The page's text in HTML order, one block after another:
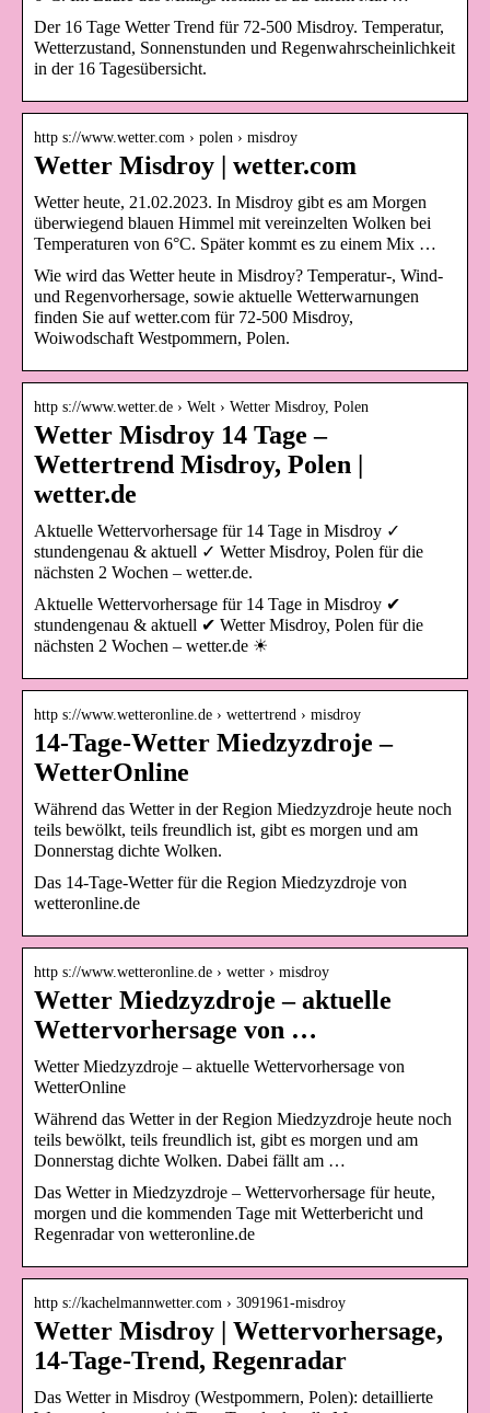
Der 16 Tage Wetter Trend für 72-500 Misdroy. Temperatur,
Wetterzustand, Sonnenstunden und Regenwahrscheinlichkeit
in der 16 Tagesübersicht.
http s://www.wetter.com › polen › misdroy
Wetter Misdroy | wetter.com
Wetter heute, 21.02.2023. In Misdroy gibt es am Morgen
überwiegend blauen Himmel mit vereinzelten Wolken bei
Temperaturen von 6°C. Später kommt es zu einem Mix …
Wie wird das Wetter heute in Misdroy? Temperatur-, Wind-
und Regenvorhersage, sowie aktuelle Wetterwarnungen
finden Sie auf wetter.com für 72-500 Misdroy,
Woiwodschaft Westpommern, Polen.
http s://www.wetter.de › Welt › Wetter Misdroy, Polen
Wetter Misdroy 14 Tage –
Wettertrend Misdroy, Polen |
wetter.de
Aktuelle Wettervorhersage für 14 Tage in Misdroy ✓
stundengenau & aktuell ✓ Wetter Misdroy, Polen für die
nächsten 2 Wochen – wetter.de.
Aktuelle Wettervorhersage für 14 Tage in Misdroy ✔
stundengenau & aktuell ✔ Wetter Misdroy, Polen für die
nächsten 2 Wochen – wetter.de ☀
http s://www.wetteronline.de › wettertrend › misdroy
14-Tage-Wetter Miedzyzdroje –
WetterOnline
Während das Wetter in der Region Miedzyzdroje heute noch
teils bewölkt, teils freundlich ist, gibt es morgen und am
Donnerstag dichte Wolken.
Das 14-Tage-Wetter für die Region Miedzyzdroje von
wetteronline.de
http s://www.wetteronline.de › wetter › misdroy
Wetter Miedzyzdroje – aktuelle
Wettervorhersage von …
Wetter Miedzyzdroje – aktuelle Wettervorhersage von
WetterOnline
Während das Wetter in der Region Miedzyzdroje heute noch
teils bewölkt, teils freundlich ist, gibt es morgen und am
Donnerstag dichte Wolken. Dabei fällt am …
Das Wetter in Miedzyzdroje – Wettervorhersage für heute,
morgen und die kommenden Tage mit Wetterbericht und
Regenradar von wetteronline.de
http s://kachelmannwetter.com › 3091961-misdroy
Wetter Misdroy | Wettervorhersage,
14-Tage-Trend, Regenradar
Das Wetter in Misdroy (Westpommern, Polen): detaillierte